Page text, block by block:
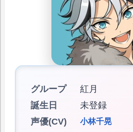
グループ
紅月
誕生日
未登録
声優(CV)
小林千晃